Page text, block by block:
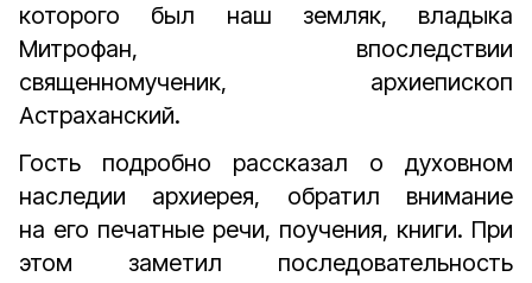
которого был наш земляк, владыка
Митрофан, впоследствии
священномученик, архиепископ
Астраханский.
Гость подробно рассказал о духовном
наследии архиерея, обратил внимание
на его печатные речи, поучения, книги. При
этом заметил последовательность